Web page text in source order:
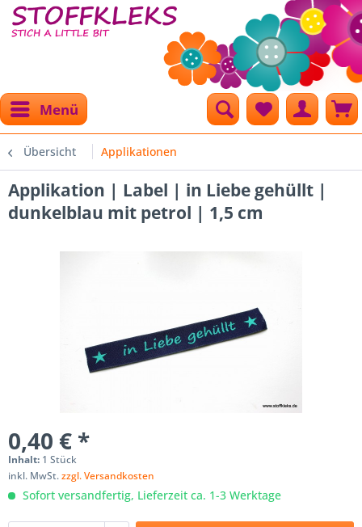
Menü
Übersicht Applikationen
Applikation | Label | in Liebe gehüllt |
dunkelblau mit petrol | 1,5 cm
0,40 € *
Inhalt: 1 Stück
inkl. MwSt.zzgl. Versandkosten
Sofort versandfertig, Lieferzeit ca. 1-3 Werktage